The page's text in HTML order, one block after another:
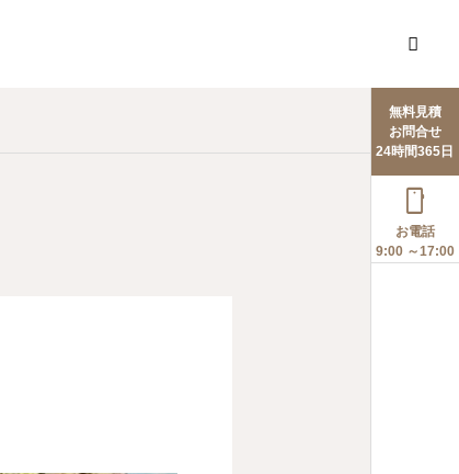
無料見積
お問合せ
24時間365日

お電話
9:00 ～17:00